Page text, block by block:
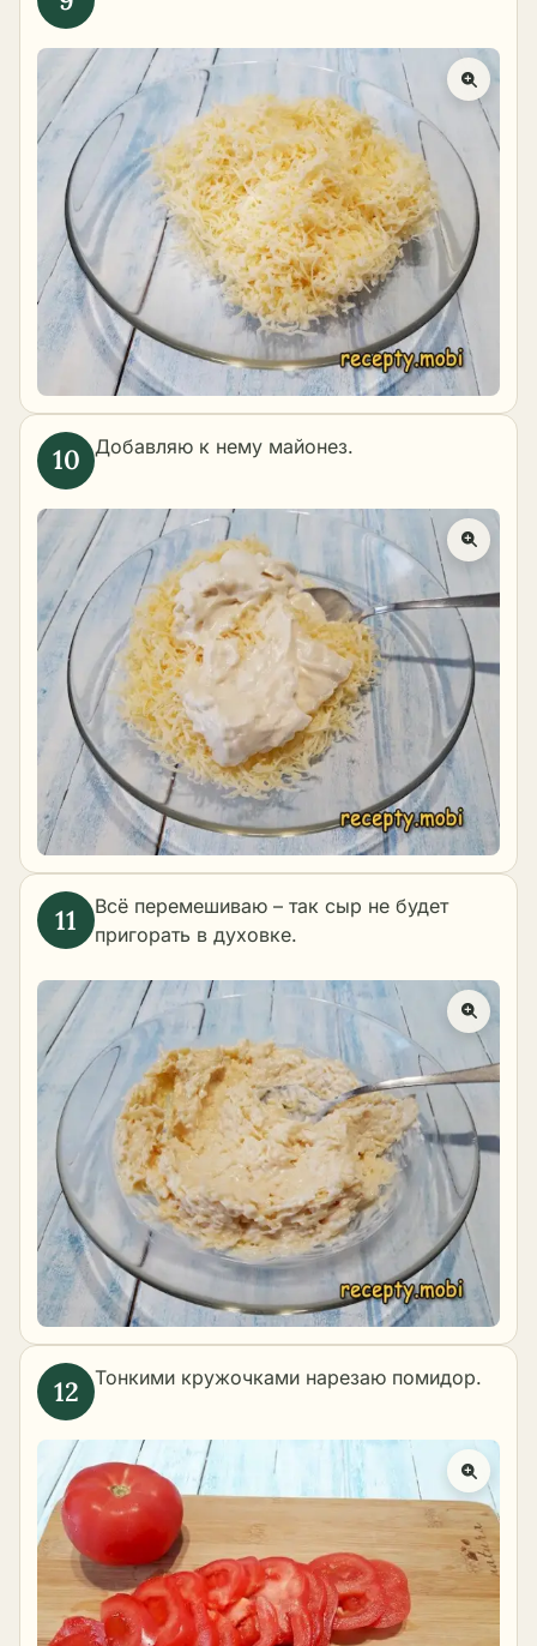
Добавляю к нему майонез.
Всё перемешиваю – так сыр не будет
пригорать в духовке.
Тонкими кружочками нарезаю помидор.